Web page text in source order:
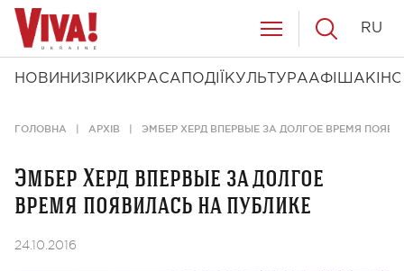
НОВИНИ ЗІРКИ КРАСА ПОДІЇ КУЛЬТУРААФІША КІНО
RU
ГОЛОВНА АРХІВ ЭМБЕР ХЕРД ВПЕРВЫЕ ЗА ДОЛГОЕ ВРЕМЯ
Эмбер Херд впервые за долгое
время появилась на публике
24.10.2016